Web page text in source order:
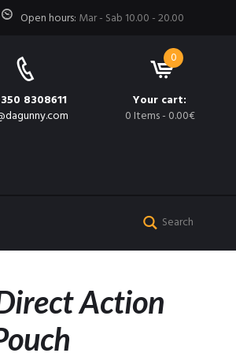
Open hours: Mar - Sab 10.00 - 20.00
8308611
0
Your cart:
0 Items- 0.00€
Action